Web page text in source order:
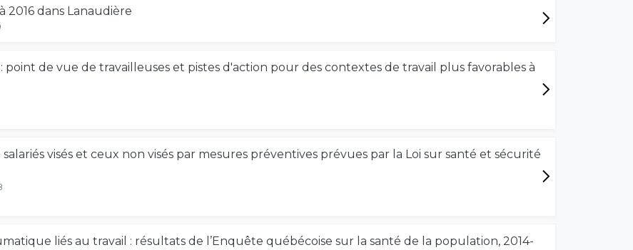
2016 dans Lanaudière
point de vue de travailleuses et pistes d'action pour des contextes de travail plus favorables à
visés et ceux non visés par mesures préventives prévues par la Loi sur santé et sécurité
liés au travail : résultats de l’Enquête québécoise sur la santé de la population, 2014-